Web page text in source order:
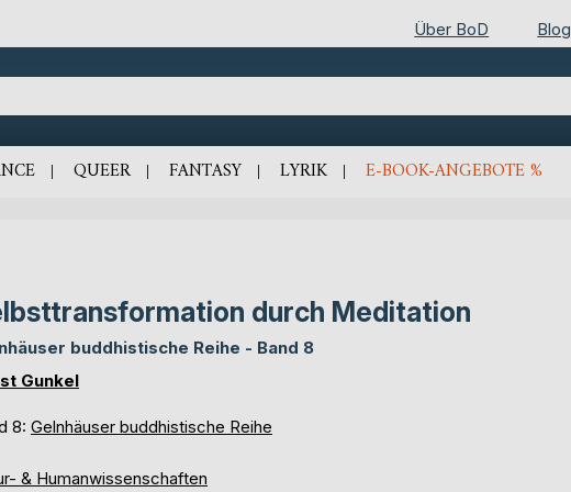
Über BoD Blog
QUEER FANTASY LYRIK E-BOOK-ANGEBOTE %
durch Meditation
buddhistische Reihe - Band 8
Gunkel
8: Gelnhäuser buddhistische Reihe
& Humanwissenschaften